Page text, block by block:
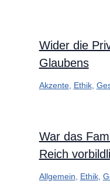
Wider die
Glaubens
Akzente, Ethik,
War das
Reich
Allgemein Ethik,